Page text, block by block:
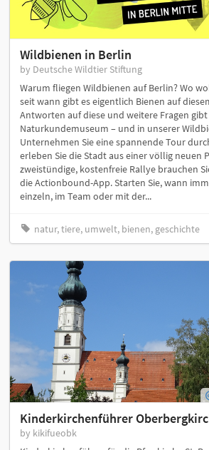
Wildbienen in Berlin
by Deutsche Wildtier Stiftung
Warum fliegen Wildbienen auf Berlin? Wo
seit wann gibt es eigentlich Bienen auf
Antworten auf diese und weitere Fragen gibt
Naturkundemuseum – und in unserer
Unternehmen Sie eine spannende Tour
erleben Sie die Stadt aus einer völlig neuen
zweistündige, kostenfreie Rallye brauchen
die Actionbound-App. Starten Sie, wann
einzeln, im Team oder mit der...
natur, tiere, umwelt, bienen, geschichte
Kinderkirchenführer
by kikifueobk